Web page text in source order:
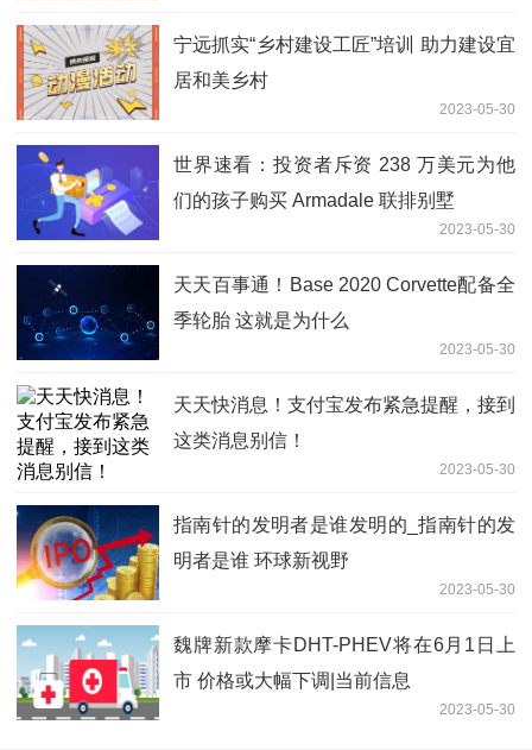
宁远抓实“乡村建设工匠”培训 助力建设宜
居和美乡村
2023-05-30
世界速看：投资者斥资 238 万美元为他
们的孩子购买 Armadale 联排别墅
2023-05-30
天天百事通！Base 2020 Corvette配备全
季轮胎 这就是为什么
2023-05-30
天天快消息！支付宝发布紧急提醒，接到
这类消息别信！
2023-05-30
指南针的发明者是谁发明的_指南针的发
明者是谁 环球新视野
2023-05-30
魏牌新款摩卡DHT-PHEV将在6月1日上
市 价格或大幅下调|当前信息
2023-05-30